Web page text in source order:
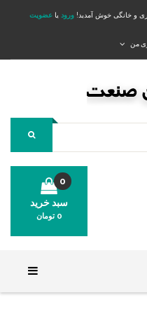
و خانگی خوش آمدید! ورود یا عضویت
من
سبد خرید
0
0 تومان